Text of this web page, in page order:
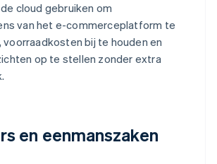
cloud gebruiken om
van het e-commerceplatform te
voorraadkosten bij te houden en
op te stellen zonder extra
en eenmanszaken